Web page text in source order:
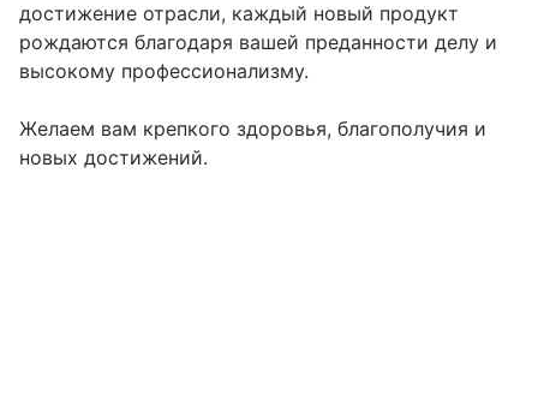
достижение отрасли, каждый новый продукт
рождаются благодаря вашей преданности делу и
высокому профессионализму.
Желаем вам крепкого здоровья, благополучия и
новых достижений.